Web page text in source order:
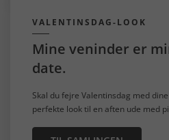
VALENTINSDAG-LOOK
Mine veninder er
date.
Skal du fejre Valentinsdag med
perfekte look til en aften ude med